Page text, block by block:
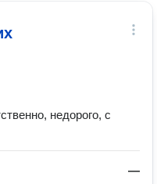
недорого, с
—